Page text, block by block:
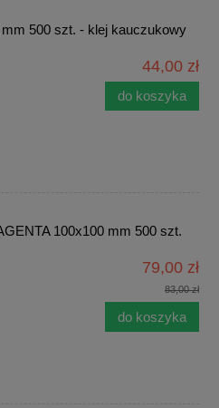
500 szt. - klej kauczukowy
44,00 zł
do koszyka
100x100 mm 500 szt.
79,00 zł
83,00 zł
do koszyka